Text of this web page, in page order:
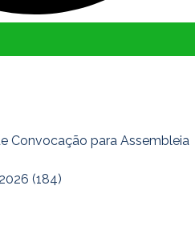
Convocação para Assembleia
(184)